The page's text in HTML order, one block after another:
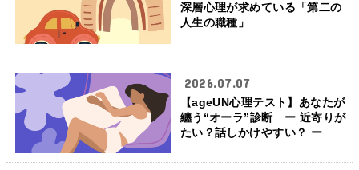
深層心理が求めている「第二の
人生の職種」
2026.07.07
【ageUN心理テスト】あなたが
纏う“オーラ”診断 ー 近寄りが
たい？話しかけやすい？ ー